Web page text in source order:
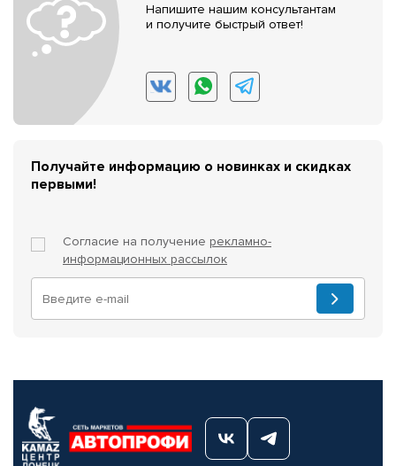
Напишите нашим консультантам
и получите быстрый ответ!
Получайте информацию о новинках и скидках
первыми!
Согласие на получение рекламно-
информационных рассылок